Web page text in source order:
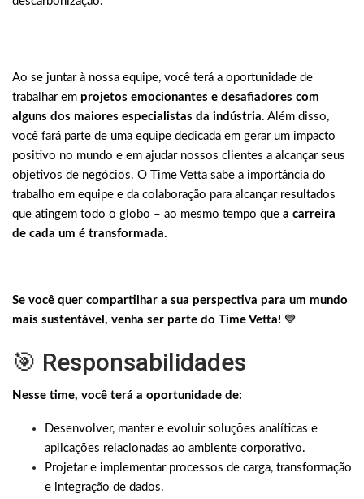
Ao se juntar à nossa equipe, você terá a oportunidade de
trabalhar em projetos emocionantes e desafiadores com
alguns dos maiores especialistas da indústria. Além disso,
você fará parte de uma equipe dedicada em gerar um impacto
positivo no mundo e em ajudar nossos clientes a alcançar seus
objetivos de negócios. O Time Vetta sabe a importância do
trabalho em equipe e da colaboração para alcançar resultados
que atingem todo o globo – ao mesmo tempo que a carreira
de cada um é transformada.
Se você quer compartilhar a sua perspectiva para um mundo
mais sustentável, venha ser parte do Time Vetta! 💙
🎯 Responsabilidades
Nesse time, você terá a oportunidade de:
Desenvolver, manter e evoluir soluções analíticas e
aplicações relacionadas ao ambiente corporativo.
Projetar e implementar processos de carga, transformação
e integração de dados.